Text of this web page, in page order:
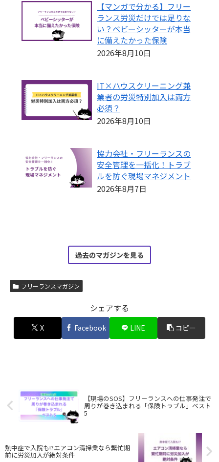
【マンガで分かる】フリー
ランス労災だけでは足りな
い？ベビーシッターが本当
に備えたかった保険
2026年8月10日
IT×ハウスクリーニング兼
業者の労災特別加入は両方
必須？
2026年8月10日
協力会社・フリーランスの
安全管理を一括化！トラブ
ルを防ぐ現場マネジメント
2026年8月7日
過去のマガジンを見る
フリーランスマガジン
シェアする
X Facebook LINE コピー
【現場のSOS】フリーランスへの仕事発注で
周りが巻き込まれる「保険トラブル」ベスト
5
熱中症で入院も!?エアコン清掃業なら繁忙期
前に労災加入が絶対条件